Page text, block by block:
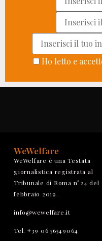
Ho letto e
WeWelfare
WeWelfare è una Testata
giornalistica registrata al
Tribunale di Roma n°24 del
febbraio 2019.
info@wewelfare.it
Tel. +39 06 56549064